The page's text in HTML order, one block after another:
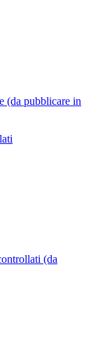
(da pubblicare in
(da